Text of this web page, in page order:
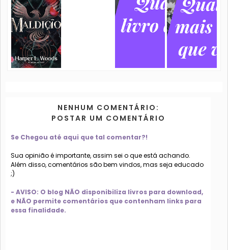
NENHUM COMENTÁRIO:
POSTAR UM COMENTÁRIO
Se Chegou até aqui que tal comentar?!
Sua opinião é importante, assim sei o que está achando.
Além disso, comentários são bem vindos, mas seja educado
;)
- AVISO: O blog NÃO disponibiliza livros para download,
e NÃO permite comentários que contenham links para
essa finalidade.